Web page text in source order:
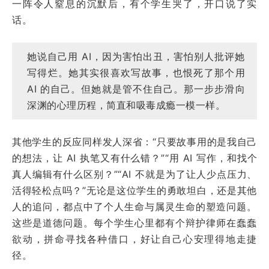
一阵令人窒息的沉默后，有个学生哭了，开口说了实
话。
她说自己用 AI，因为害怕出丑，害怕别人批评她
写得烂。她其实很喜欢写故事，也恨死了那个用
AI 的自己。但她就是管不住自己。那一步步滑向
深渊的心理历程，简直和吸毒成瘾一模一样。
其他学生的反应同样发人深省：“只要故事用的是我自己
的想法，让 AI 执笔又有什么错？”“用 AI 写作，和找个
真人编辑有什么区别？”“AI 不就是为了让人少点压力、
活得轻松点吗？”无论是这位学生的勇敢坦白，还是其他
人的追问，都点中了个人生命与属灵生命的塑造问题。
这些是道德问题。每个学生心里都有个辩护律师在蠢蠢
欲动，拼命寻找各种借口，好让自己心安理得地走捷
径。